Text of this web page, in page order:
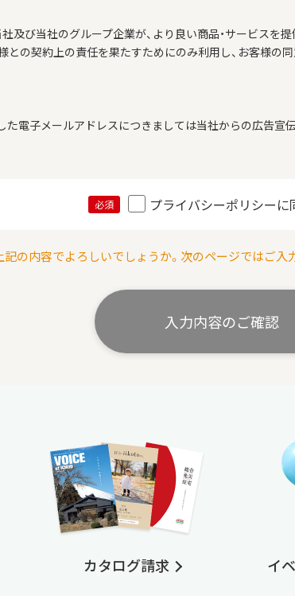
及び当社のグループ企業が、より良い商品・サービスを
との契約上の責任を果たすためにのみ利用し、お客様
電子メールアドレスにつきましては当社からの広告宣
必須 プライバシーポリシーに
記の内容でよろしいでしょうか。次のページではご入
入力内容のご確認
カタログ請求 イ